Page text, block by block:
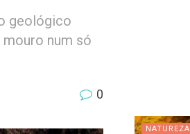
geológico
num só
0
NATUREZA